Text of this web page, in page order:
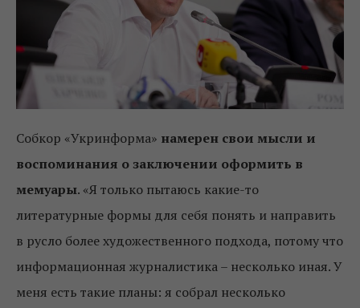
Собкор «Укринформа» намерен свои мысли и
воспоминания о заключении оформить в
мемуары. «Я только пытаюсь какие-то
литературные формы для себя понять и направить
в русло более художественного подхода, потому что
информационная журналистика – несколько иная. У
меня есть такие планы: я собрал несколько